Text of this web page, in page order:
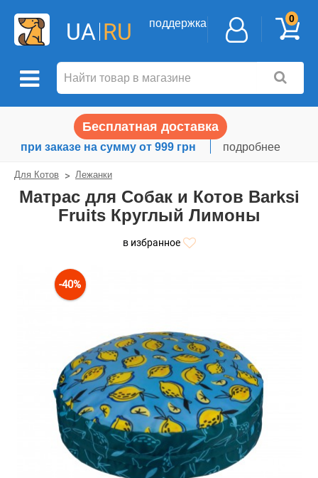
UA RU поддержка 0
Бесплатная доставка
при заказе на сумму от 999 грн подробнее
Для Котов Лежанки
Матрас для Собак и Котов Barksi
Fruits Круглый Лимоны
в избранное
-40%